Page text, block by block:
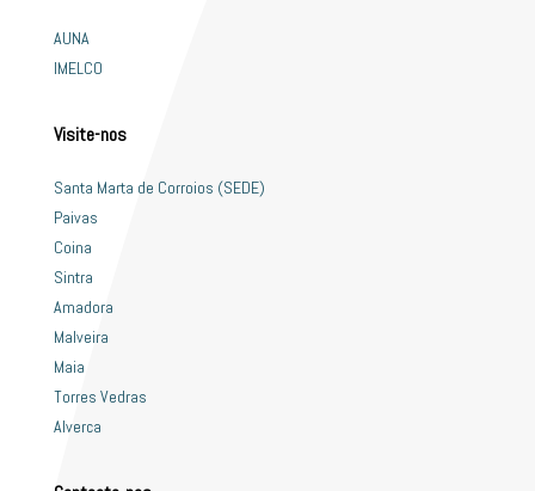
AUNA
IMELCO
Visite-nos
Santa Marta de Corroios (SEDE)
Paivas
Coina
Sintra
Amadora
Malveira
Maia
Torres Vedras
Alverca